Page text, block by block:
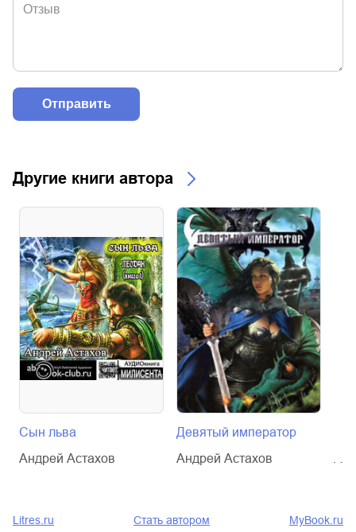
Другие книги автора
Сын льва
Андрей Астахов
Девятый император
Андрей Астахов
Litres.ru Стать автором MyBook.ru